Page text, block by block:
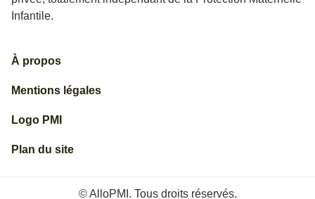
Infantile.
© AlloPMI. Tous droits réservés.
À propos
Mentions légales
Logo PMI
Plan du site